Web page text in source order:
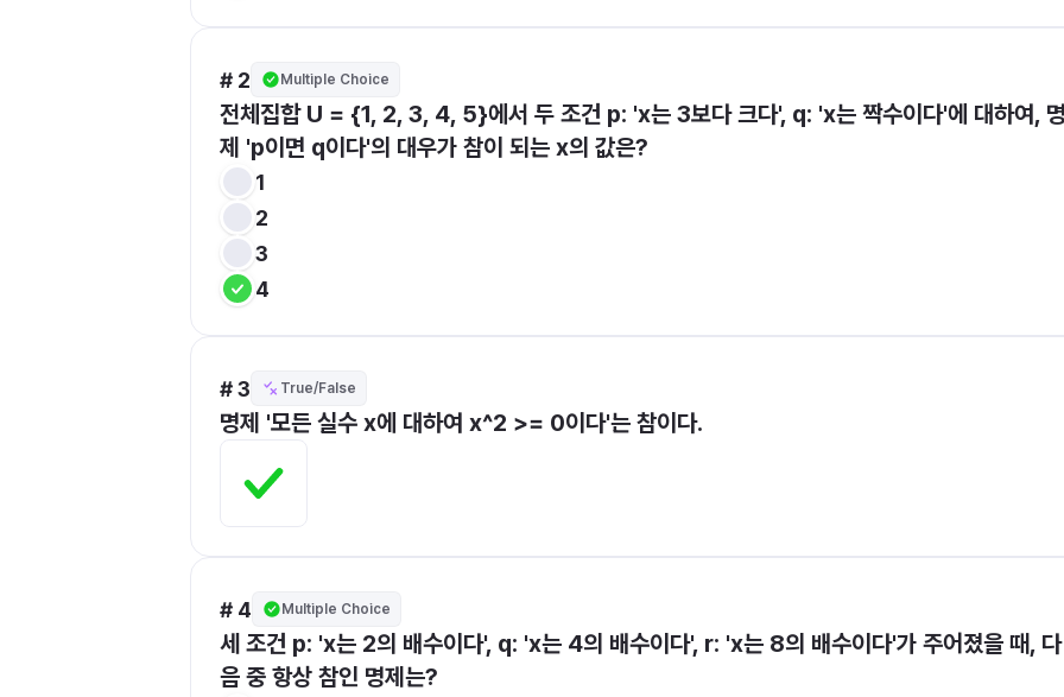
# 2 Multiple Choice
전체집합 U = {1, 2, 3, 4, 5}에서 두 조건 p: 'x는 3보다 크다', q: 'x는 짝수이다'에 대하여,
제 'p이면 q이다'의 대우가 참이 되는 x의 값은?
1
2
3
4
# 3 True/False
명제 '모든 실수 x에 대하여 x^2 >= 0이다'는 참이다.
# 4 Multiple Choice
세 조건 p: 'x는 2의 배수이다', q: 'x는 4의 배수이다', r: 'x는 8의 배수이다'가 주어졌을 때, 다
음 중 항상 참인 명제는?